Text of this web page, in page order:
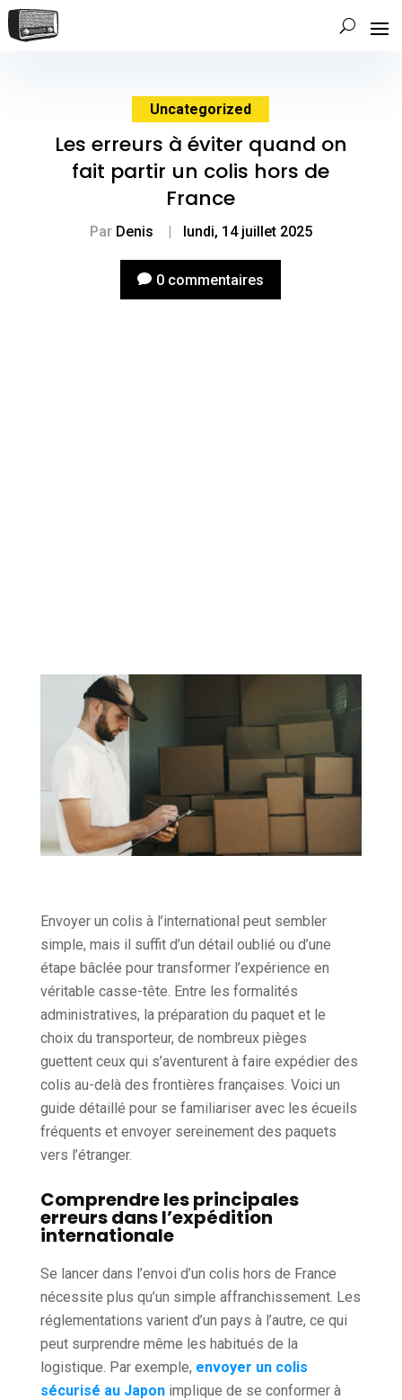
Uncategorized
Les erreurs à éviter quand on
fait partir un colis hors de
France
Par Denis | lundi, 14 juillet 2025
0 commentaires
Envoyer un colis à l’international peut sembler
simple, mais il suffit d’un détail oublié ou d’une
étape bâclée pour transformer l’expérience en
véritable casse-tête. Entre les formalités
administratives, la préparation du paquet et le
choix du transporteur, de nombreux pièges
guettent ceux qui s’aventurent à faire expédier des
colis au-delà des frontières françaises. Voici un
guide détaillé pour se familiariser avec les écueils
fréquents et envoyer sereinement des paquets
vers l’étranger.
Comprendre les principales
erreurs dans l’expédition
internationale
Se lancer dans l’envoi d’un colis hors de France
nécessite plus qu’un simple affranchissement. Les
réglementations varient d’un pays à l’autre, ce qui
peut surprendre même les habitués de la
logistique. Par exemple, envoyer un colis
sécurisé au Japonimplique de se conformer à